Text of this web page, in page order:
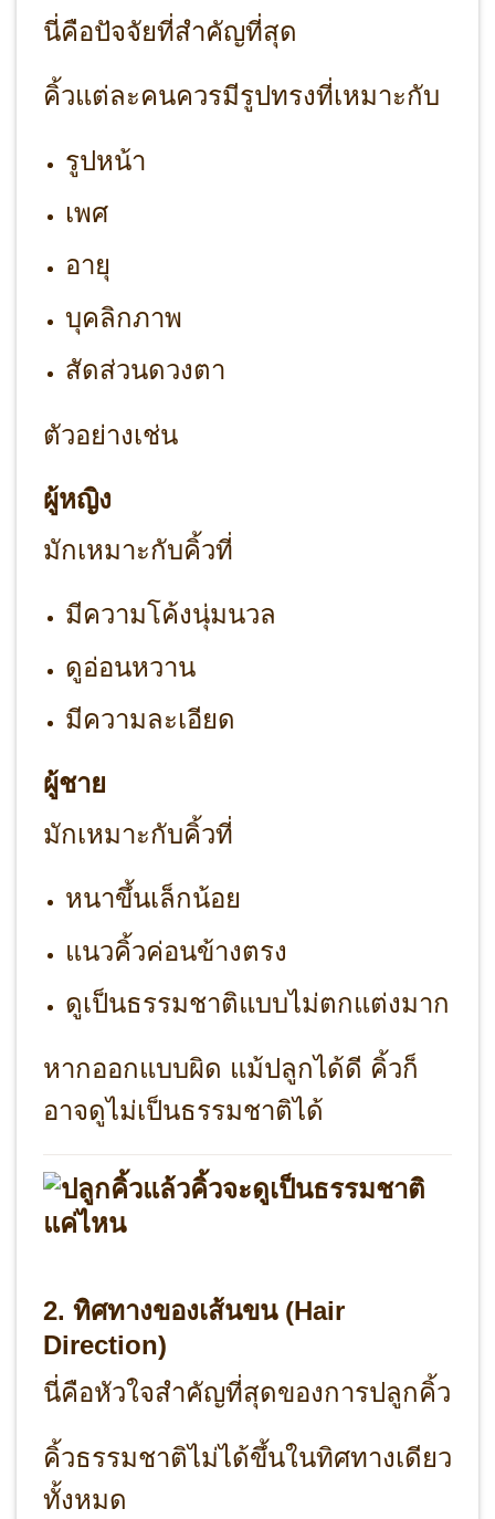
นี่คือปัจจัยที่สำคัญที่สุด
คิ้วแต่ละคนควรมีรูปทรงที่เหมาะกับ
รูปหน้า
เพศ
อายุ
บุคลิกภาพ
สัดส่วนดวงตา
ตัวอย่างเช่น
ผู้หญิง
มักเหมาะกับคิ้วที่
มีความโค้งนุ่มนวล
ดูอ่อนหวาน
มีความละเอียด
ผู้ชาย
มักเหมาะกับคิ้วที่
หนาขึ้นเล็กน้อย
แนวคิ้วค่อนข้างตรง
ดูเป็นธรรมชาติแบบไม่ตกแต่งมาก
หากออกแบบผิด แม้ปลูกได้ดี คิ้วก็
อาจดูไม่เป็นธรรมชาติได้
2. ทิศทางของเส้นขน (Hair
Direction)
นี่คือหัวใจสำคัญที่สุดของการปลูกคิ้ว
คิ้วธรรมชาติไม่ได้ขึ้นในทิศทางเดียว
ทั้งหมด